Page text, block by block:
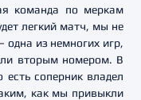
команда по меркам
легкий матч, мы не
одна из немногих игр,
вторым номером. В
соперник владел
как мы привыкли